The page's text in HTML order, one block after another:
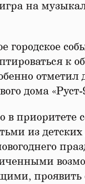
на
к
отметил
дома
в
из детских
проявить